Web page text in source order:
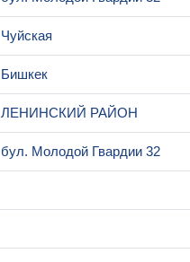
Чуйская
Бишкек
ЛЕНИНСКИЙ РАЙОН
бул. Молодой Гвардии 32